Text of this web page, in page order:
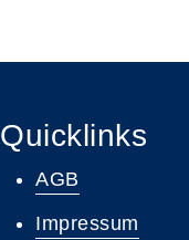
Quicklinks
AGB
Impressum